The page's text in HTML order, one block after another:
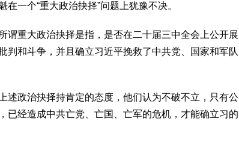
一个“重大政治抉择”问题上犹豫不决。
谓重大政治抉择是指，是否在二十届三中全会上公开展
判和斗争，并且确立习近平挽救了中共党、国家和军队
述政治抉择持肯定的态度，他们认为不破不立，只有公
已经造成中共亡党、亡国、亡军的危机，才能确立习的